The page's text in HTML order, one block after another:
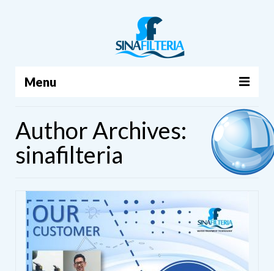
Menu
PRODUK
TENTANG KAMI
ARTIKEL
HUBUNGI KAMI
KERANJANG
Author Archives:
sinafilteria